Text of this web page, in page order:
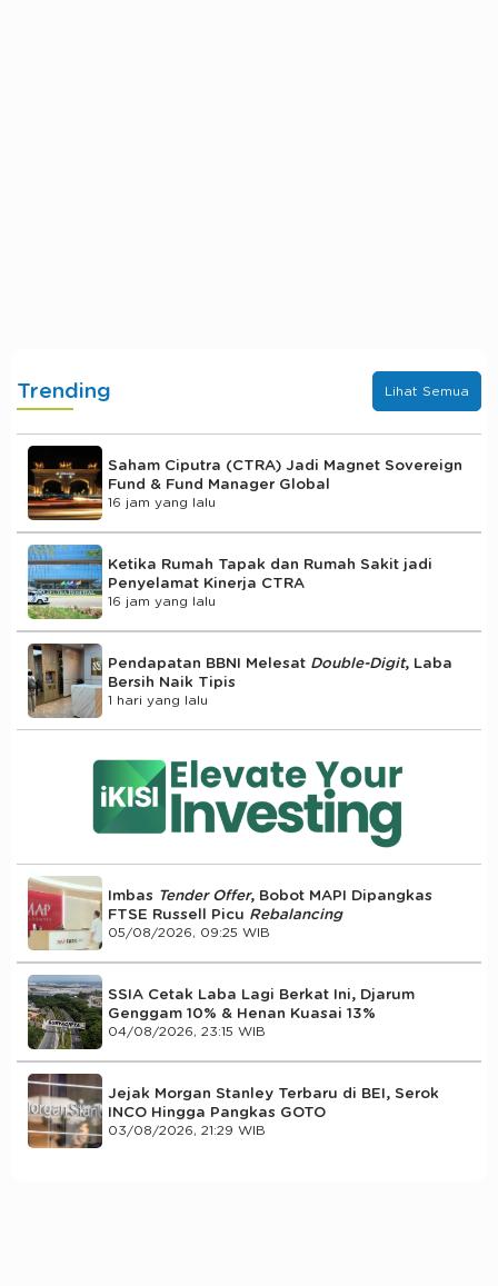
Trending Lihat Semua
Saham Ciputra (CTRA) Jadi Magnet Sovereign
Fund & Fund Manager Global
16 jam yang lalu
Ketika Rumah Tapak dan Rumah Sakit jadi
Penyelamat Kinerja CTRA
16 jam yang lalu
Pendapatan BBNI Melesat Double-Digit, Laba
Bersih Naik Tipis
1 hari yang lalu
Imbas Tender Offer, Bobot MAPI Dipangkas
FTSE Russell Picu Rebalancing
05/08/2026, 09:25 WIB
SSIA Cetak Laba Lagi Berkat Ini, Djarum
Genggam 10% & Henan Kuasai 13%
04/08/2026, 23:15 WIB
Jejak Morgan Stanley Terbaru di BEI, Serok
INCO Hingga Pangkas GOTO
03/08/2026, 21:29 WIB